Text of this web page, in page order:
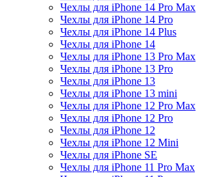
Чехлы для iPhone 14 Pro Max
Чехлы для iPhone 14 Pro
Чехлы для iPhone 14 Plus
Чехлы для iPhone 14
Чехлы для iPhone 13 Pro Max
Чехлы для iPhone 13 Pro
Чехлы для iPhone 13
Чехлы для iPhone 13 mini
Чехлы для iPhone 12 Pro Max
Чехлы для iPhone 12 Pro
Чехлы для iPhone 12
Чехлы для iPhone 12 Mini
Чехлы для iPhone SE
Чехлы для iPhone 11 Pro Max